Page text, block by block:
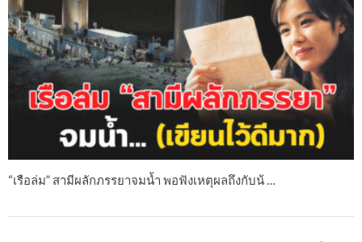
“เรือล่ม” สามีผลักภรรยาจมน้ำ พอฟังเหตุผลถึงกับน้ …